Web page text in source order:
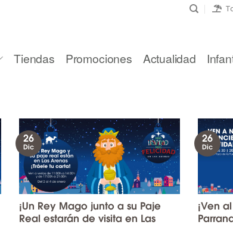
Tiendas Promociones Actualidad
¡Un Rey Mago junto a su Paje
Real estarán de visita en Las
26
Dic
¡Ven
26
Dic